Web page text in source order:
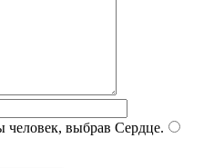
человек, выбрав Сердце.